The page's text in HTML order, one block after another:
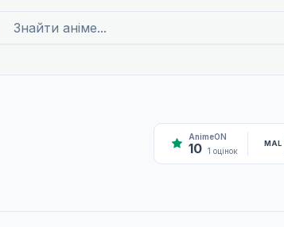
AnimeON
10 1 оцінок
MAL